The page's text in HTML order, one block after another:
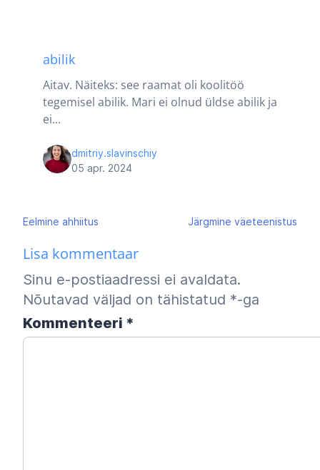
abilik
Aitav. Näiteks: see raamat oli koolitöö
tegemisel abilik. Mari ei olnud üldse abilik ja
ei...
dmitriy.slavinschiy
05 apr. 2024
Navigeerimine
Eelmine ahhiitus Järgmine väeteenistus
Lisa kommentaar
Sinu e-postiaadressi ei avaldata.
Nõutavad väljad on tähistatud *-ga
Kommenteeri *